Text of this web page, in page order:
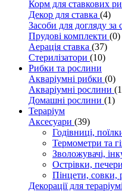
Корм для ставкових
Декор для ставка (4)
Засоби для догляду за
Прудові комплекти (0)
Аерація ставка (37)
Стерилізатори (10)
Рибки та рослини
Акваріумні рибки (0)
Акваріумні рослини
Домашні рослини (1)
Тераріум
Аксесуари (39)
Годівниці,
Термометри та
Зволожувачі,
Острівки,
Пінцети, совки,
Декорації для